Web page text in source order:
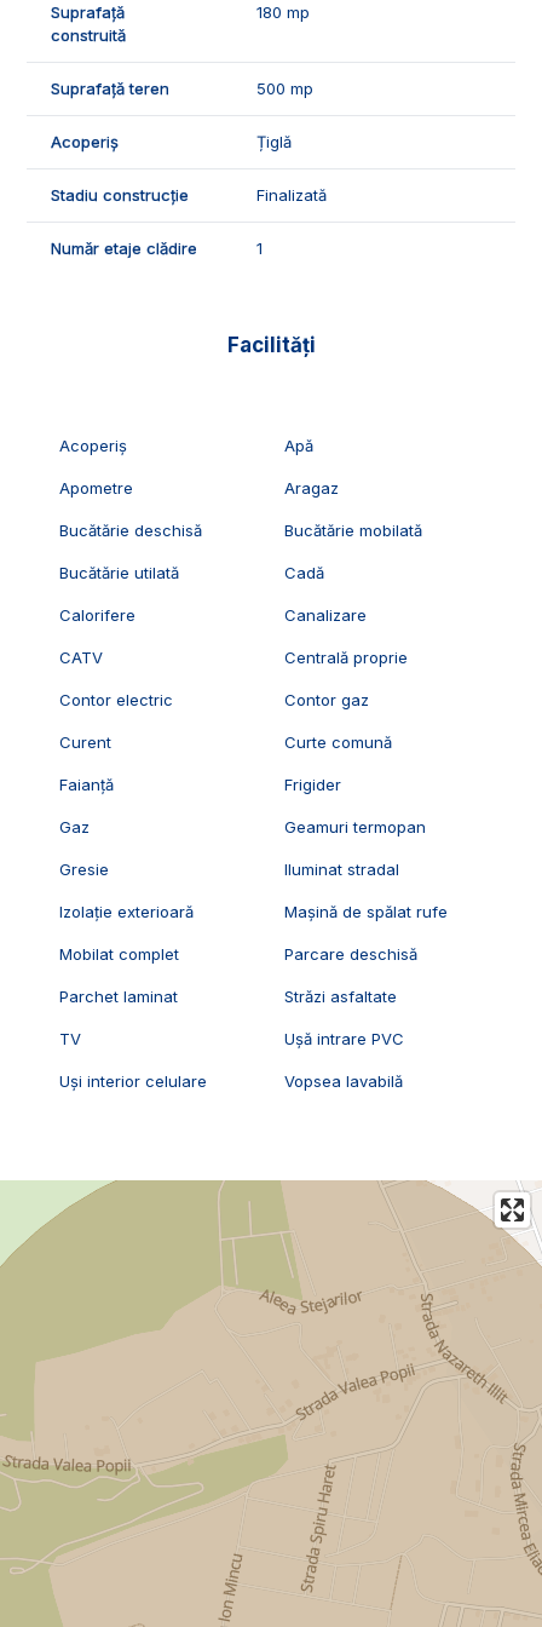
ID Exclusiv - 2229723
Suprafață
construită
180 mp
Suprafață teren 500 mp
Acoperiș Țiglă
Stadiu construcție Finalizată
Număr etaje clădire 1
Facilități
Acoperiș Apă
Apometre Aragaz
Bucătărie deschisă Bucătărie mobilată
Bucătărie utilată Cadă
Calorifere Canalizare
CATV Centrală proprie
Contor electric Contor gaz
Curent Curte comună
Faianță Frigider
Gaz Geamuri termopan
Gresie Iluminat stradal
Izolație exterioară Mașină de spălat rufe
Mobilat complet Parcare deschisă
Parchet laminat Străzi asfaltate
TV Ușă intrare PVC
Uși interior celulare Vopsea lavabilă